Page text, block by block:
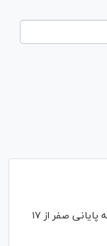
آغاز فروش بلیت رفت و برگشت زائران دهه پایانی صفر از ۱۷